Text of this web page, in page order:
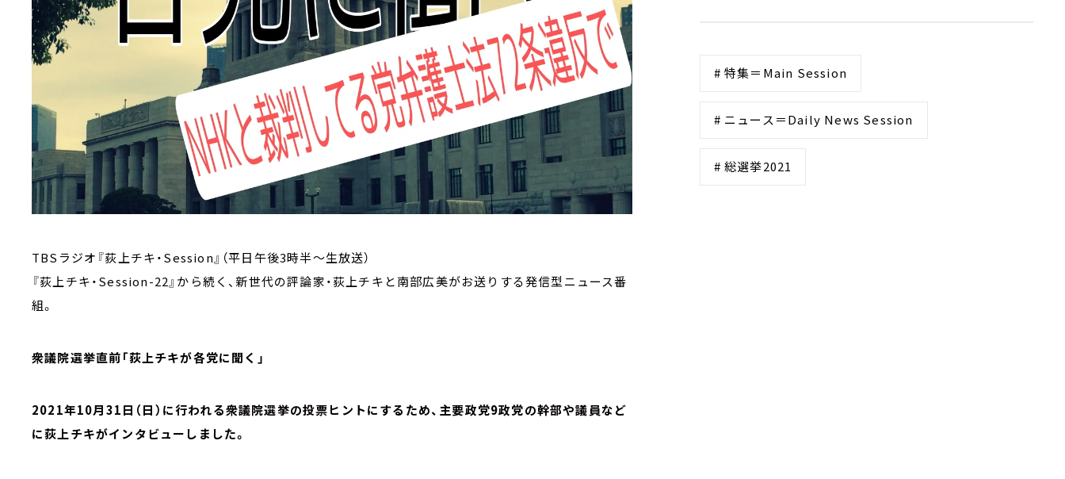
TBSラジオ『荻上チキ・Session』（平日午後3時半～生放送）
『荻上チキ・Session-22』から続く、新世代の評論家・荻上チキと南部広美がお送りする発信型ニュース番
組。
衆議院選挙直前「荻上チキが各党に聞く」
2021年10月31日（日）に行われる衆議院選挙の投票ヒントにするため、主要政党9政党の幹部や議員など
に荻上チキがインタビューしました。
# 特集＝Main Session
# ニュース＝Daily News Session
# 総選挙2021